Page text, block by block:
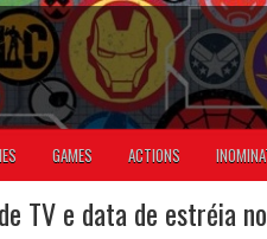
GAMES ACTIONS
TV e data de estréia no